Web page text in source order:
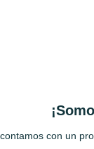
contamos con un